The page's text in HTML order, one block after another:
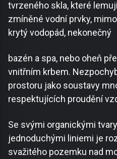
tvrzeného skla, které
zmíněné vodní prvky,
krytý vodopád, nekonečný
bazén a spa, nebo oheň
vnitřním krbem.
prostoru jako soustavy
respektujících proudění
Se svými organickými
jednoduchými liniemi je
svažitého pozemku nad